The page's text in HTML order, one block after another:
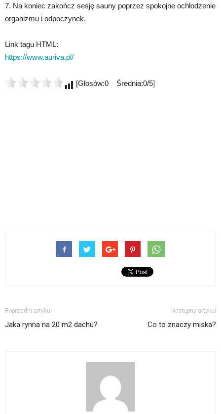
7. Na koniec zakończ sesję sauny poprzez spokojne ochłodzenie
organizmu i odpoczynek.
Link tagu HTML:
https://www.auriva.pl/
[Głosów:0 Średnia:0/5]
Poprzedni artykuł
Jaka rynna na 20 m2 dachu?
Następny artykuł
Co to znaczy miska?